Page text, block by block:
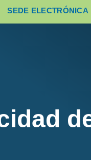
SEDE ELECTRÓNICA